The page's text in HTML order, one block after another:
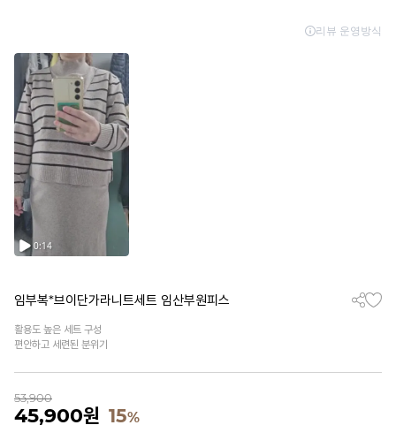
임부복*브이단가라니트세트 임산부원피스
활용도 높은 세트 구성
편안하고 세련된 분위기
53,900
45,900원 15%